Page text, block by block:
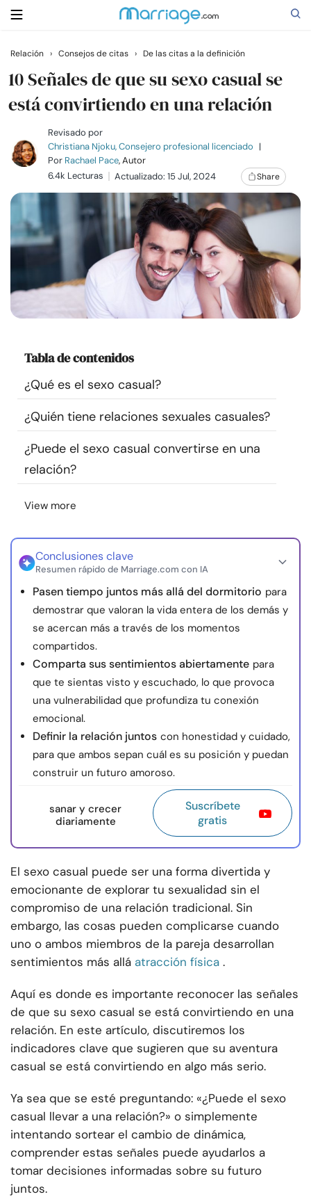
Buscar
Casarse
Relaciones
Familia
Ayuda
Cursos
Comunidad
Encuentra un terapeuta
Idioma
Sobre nosotros
© Copyright 2026. Todos los derechos reservados.
Relación › Consejos de citas › De las citas a la definición
10 Señales de que su sexo casual se
está convirtiendo en una relación
Revisado por
Christiana Njoku, Consejero profesional licenciado |
Por Rachael Pace, Autor
6.4k Lecturas
Actualizado: 15 Jul, 2024 Share
Tabla de contenidos
¿Qué es el sexo casual?
¿Quién tiene relaciones sexuales casuales?
¿Puede el sexo casual convertirse en una
relación?
View more
Conclusiones clave
Resumen rápido de Marriage.com con IA
Pasen tiempo juntos más allá del dormitorio para
demostrar que valoran la vida entera de los demás y
se acercan más a través de los momentos
compartidos.
Comparta sus sentimientos abiertamente para
que te sientas visto y escuchado, lo que provoca
una vulnerabilidad que profundiza tu conexión
emocional.
Definir la relación juntos con honestidad y cuidado,
para que ambos sepan cuál es su posición y puedan
construir un futuro amoroso.
sanar y crecer
diariamente
Suscríbete
gratis
El sexo casual puede ser una forma divertida y
emocionante de explorar tu sexualidad sin el
compromiso de una relación tradicional. Sin
embargo, las cosas pueden complicarse cuando
uno o ambos miembros de la pareja desarrollan
sentimientos más allá atracción física .
Aquí es donde es importante reconocer las señales
de que su sexo casual se está convirtiendo en una
relación. En este artículo, discutiremos los
indicadores clave que sugieren que su aventura
casual se está convirtiendo en algo más serio.
Ya sea que se esté preguntando: «¿Puede el sexo
casual llevar a una relación?» o simplemente
intentando sortear el cambio de dinámica,
comprender estas señales puede ayudarlos a
tomar decisiones informadas sobre su futuro
juntos.